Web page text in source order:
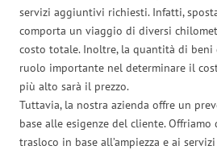
servizi aggiuntivi richiesti. Infatti,
comporta un viaggio di diversi
costo totale. Inoltre, la quantità di beni
ruolo importante nel determinare il
più alto sarà il prezzo.
Tuttavia, la nostra azienda offre un
base alle esigenze del cliente.
trasloco in base all’ampiezza e ai